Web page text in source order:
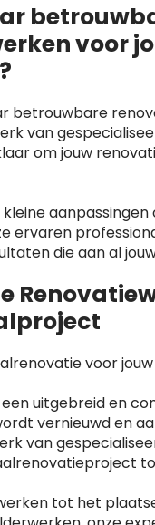
voor
betrouwbare
van
om jouw
ervaren
die aan al
voor
uitgebreid en
vernieuwd en
van
tot het